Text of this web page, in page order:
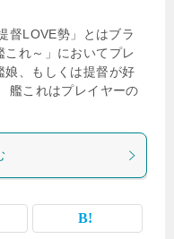
督LOVE勢」とはブラ
れ～」においてプレ
娘、もしくは提督が好
艦これはプレイヤーの